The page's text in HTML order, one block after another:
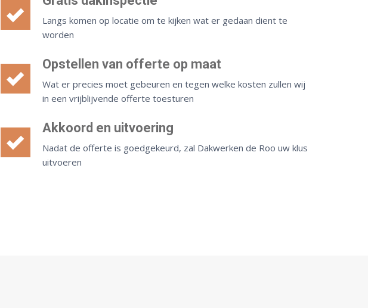
Langs komen op locatie om te kijken wat er gedaan dient te
worden
Opstellen van offerte op maat
Wat er precies moet gebeuren en tegen welke kosten zullen wij
in een vrijblijvende offerte toesturen
Akkoord en uitvoering
Nadat de offerte is goedgekeurd, zal Dakwerken de Roo uw klus
uitvoeren